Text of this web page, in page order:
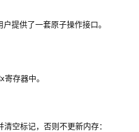
提供了一套原子操作接口。
存器中。
空标记，否则不更新内存：